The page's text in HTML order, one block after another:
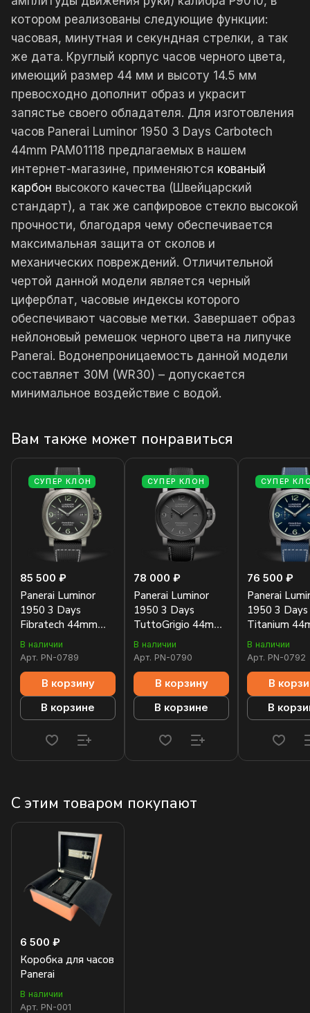
котором реализованы следующие функции:
часовая, минутная и секундная стрелки, а так
же дата. Круглый корпус часов черного цвета,
имеющий размер 44 мм и высоту 14.5 мм
превосходно дополнит образ и украсит
запястье своего обладателя. Для изготовления
часов Panerai Luminor 1950 3 Days Carbotech
44mm PAM01118 предлагаемых в нашем
интернет-магазине, применяются кованый
карбон высокого качества (Швейцарский
стандарт), а так же сапфировое стекло высокой
прочности, благодаря чему обеспечивается
максимальная защита от сколов и
механических повреждений. Отличительной
чертой данной модели является черный
циферблат, часовые индексы которого
обеспечивают часовые метки. Завершает образ
нейлоновый ремешок черного цвета на липучке
Panerai. Водонепроницаемость данной модели
составляет 30М (WR30) – допускается
минимальное воздействие с водой.
Вам также может понравиться
СУПЕР КЛОН
85 500 ₽
Panerai Luminor
1950 3 Days
Fibratech 44mm
PAM01119
В наличии
Арт. PN-0789
В корзину
В корзине
СУПЕР КЛОН
78 000 ₽
Panerai Luminor
1950 3 Days
TuttoGrigio 44mm
PAM01662
В наличии
Арт. PN-0790
В корзину
В корзине
СУПЕР
76 500 ₽
Panerai
1950 3 Days
Titanium
PAM01117
В наличии
Арт. PN-0792
В
В
С этим товаром покупают
6 500 ₽
Коробка для часов
Panerai
В наличии
Арт. PN-001